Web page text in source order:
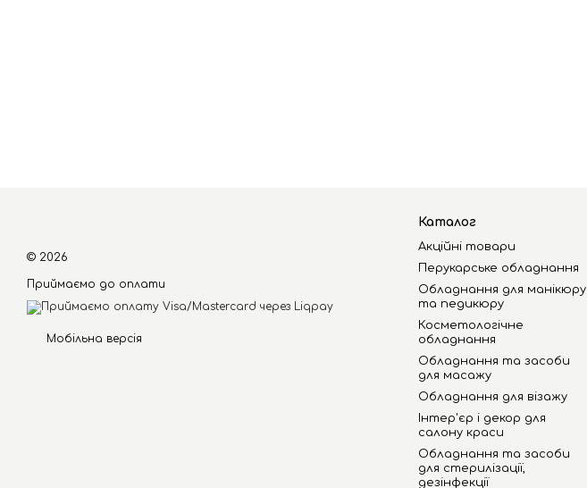
© 2026
Приймаємо до оплати
Мобільна версія
Каталог
Акційні товари
Перукарське обладнання
Обладнання для манікюру
та педикюру
Косметологічне
обладнання
Обладнання та засоби
для масажу
Обладнання для візажу
Інтер'єр і декор для
салону краси
Обладнання та засоби
для стерилізації,
дезінфекції